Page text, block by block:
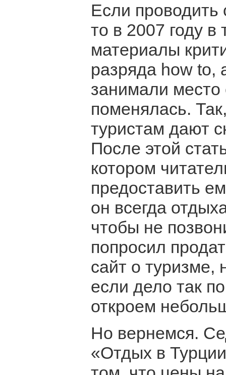
Если
то в 2007 году
материалы
разряда how to,
занимали место
поменялась.
туристам дают
После этой
котором
предоставить
он всегда
чтобы не
попросил
сайт о туризме,
если дело так
откроем
Но вернемся.
«Отдых в